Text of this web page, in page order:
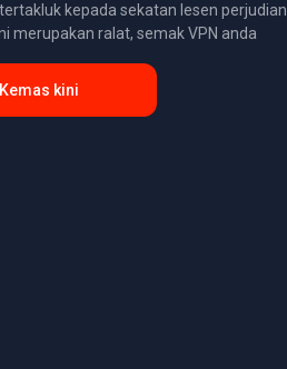
kepada sekatan lesen perjudian
merupakan ralat, semak VPN anda
Kemas kini